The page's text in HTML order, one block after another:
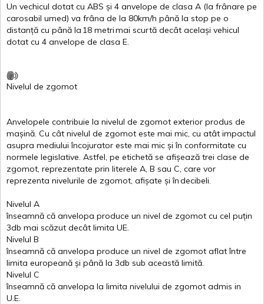
Un vechicul dotat cu ABS și 4 anvelope de clasa A (la frânare pe
carosabil umed) va frâna de la 80km/h până la stop pe o
distanță cu până la 18 metrimai scurtă decât același vehicul
dotat cu 4 anvelope de clasa E.
Nivelul de zgomot
Anvelopele contribuie la nivelul de zgomot exterior produs de
mașină. Cu cât nivelul de zgomot este mai mic, cu atât impactul
asupra mediului încojurator este mai mic și în conformitate cu
normele legislative. Astfel, pe etichetă se afișează trei clase de
zgomot, reprezentate prin literele A, B sau C, care vor
reprezenta nivelurile de zgomot, afișate și îndecibeli.
Nivelul A
înseamnă că anvelopa produce un nivel de zgomot cu cel puțin
3db mai scăzut decât limita UE.
Nivelul B
înseamnă că anvelopa produce un nivel de zgomot aflat între
limita europeană și până la 3db sub această limită.
Nivelul C
înseamnă că anvelopa la limita nivelului de zgomot admis in
U.E.